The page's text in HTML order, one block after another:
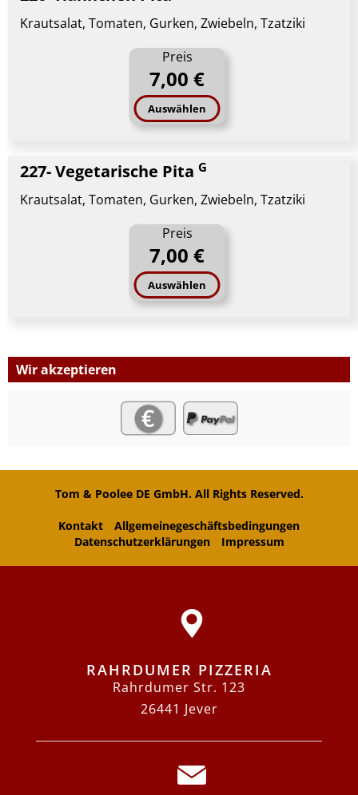
Krautsalat, Tomaten, Gurken, Zwiebeln, Tzatziki
Preis
7,00 €
Auswählen
227- Vegetarische Pita G
Krautsalat, Tomaten, Gurken, Zwiebeln, Tzatziki
Preis
7,00 €
Auswählen
Wir akzeptieren
Tom & Poolee DE GmbH. All Rights Reserved.
Kontakt
Allgemeinegeschäftsbedingungen
Datenschutzerklärungen
Impressum
RAHRDUMER PIZZERIA
Rahrdumer Str. 123
26441 Jever